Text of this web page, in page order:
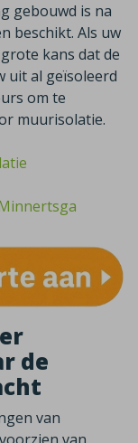
gebouwd is na
beschikt. Als uw
kans dat de
uit al geïsoleerd
om te
muurisolatie.
de
van